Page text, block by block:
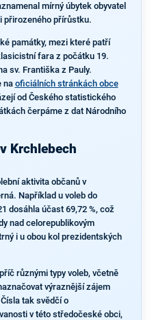
mírný úbytek obyvatel
přirozeného přírůstku.
památky, mezi které patří
fara z počátku 19.
sv. Františka z Pauly.
na oficiálních stránkách obce
od Českého statistického
čerpáme z dat Národního
Krchlebech
aktivita občanů v
Například u voleb do
dosáhla účast 69,72 %, což
nad celorepublikovým
i u obou kol prezidentských
různými typy voleb, včetně
výraznější zájem
tak svědčí o
v této středočeské obci,